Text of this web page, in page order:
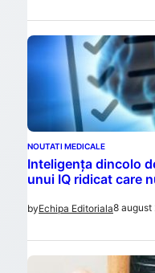
NOUTATI MEDICALE
Inteligența dincolo
unui IQ ridicat care
byEchipa Editoriala8 august